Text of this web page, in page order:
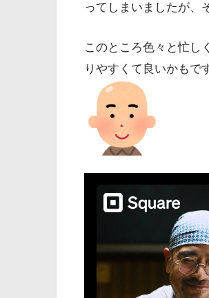
ってしまいましたが、
このところ色々と忙し
りやすくて良いかもで